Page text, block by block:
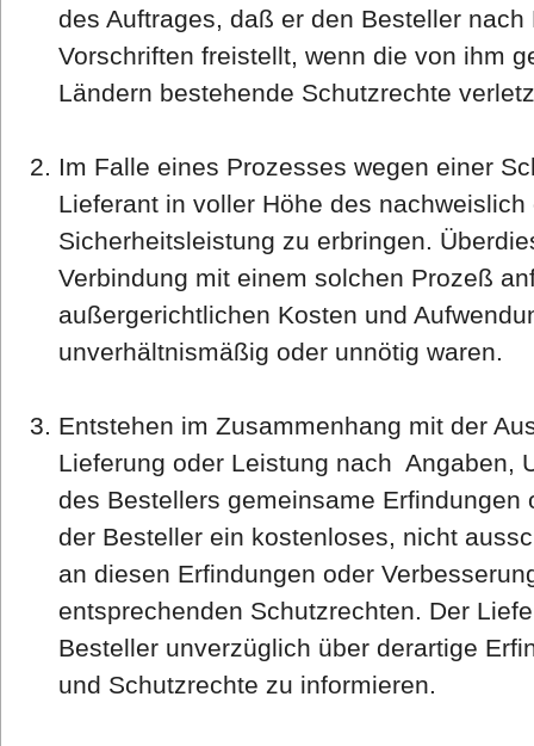
des Auftrages, daß er den Besteller
Vorschriften freistellt, wenn die von ihm
Ländern bestehende Schutzrechte
Im Falle eines Prozesses wegen einer
Lieferant in voller Höhe des
Sicherheitsleistung zu erbringen.
Verbindung mit einem solchen Prozeß
außergerichtlichen Kosten und
unverhältnismäßig oder unnötig waren.
Entstehen im Zusammenhang mit der
Lieferung oder Leistung nach Angaben,
des Bestellers gemeinsame Erfindungen
der Besteller ein kostenloses, nicht
an diesen Erfindungen oder
entsprechenden Schutzrechten. Der
Besteller unverzüglich über derartige
und Schutzrechte zu informieren.